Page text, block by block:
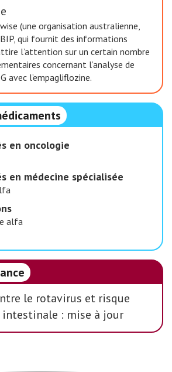
(une organisation australienne,
qui fournit des informations
l’attention sur un certain nombre
concernant l’analyse de
avec l’empagliflozine.
en oncologie
en médecine spécialisée
alfa
le rotavirus et risque
intestinale : mise à jour